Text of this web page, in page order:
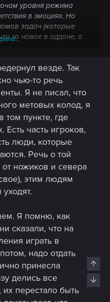
уровня режима
в эмоциях. Но
задач (которые
то новое в аддоне, а
вишенка на торте.
нытье. Метовых колод
долбишься каждый
баланс в кки тупо
больше для встряски
И да все карты (или
не будут в мете. Так
кки ноют. Абсолютно. И
Многие вообще тихо
выжить крайне тяжело.
Артефакта и TES
распылять на большое
так тяжко даются
зрителя (возможно они
не хотят озвучивать
онлайном и
будет лидером жанра (по
такой темп
меня тоже. Я не против
везде. Так
чью-то речь
Я не писал, что
метовых колод, я
том пункте, где
часть игроков,
люди, которые
Речь о той
от ножиков и севера
этим людям
Я помню, как
сказали, что на
играть в
надо отдать
принесла
делись все
перестало быть
Top